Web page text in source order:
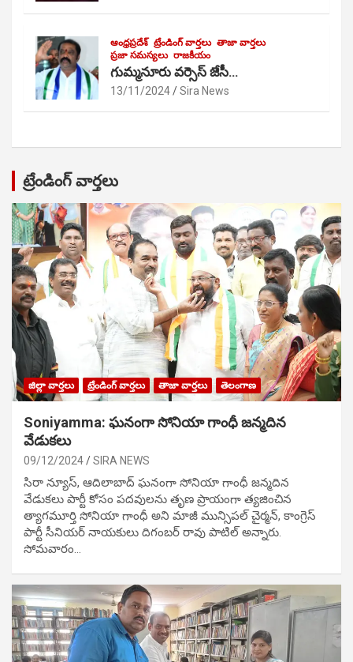
ఆంధ్రప్రదేశ్ ట్రేండింగ్ వార్తలు తాజా వార్తలు
ప్రజా సమస్యలు రాజకీయం
గుమ్మనూరు వర్సెస్ జేసీ…
13/11/2024 Sira News
ట్రేండింగ్ వార్తలు
జిల్లా వార్తలు ట్రేండింగ్ వార్తలు తాజా వార్తలు తెలంగాణ
Soniyamma: ఘ‌నంగా సోనియా గాంధీ జ‌న్మ‌దిన
వేడుక‌లు
09/12/2024 SIRA NEWS
సిరా న్యూస్, ఆదిలాబాద్ ఘ‌నంగా సోనియా గాంధీ జ‌న్మ‌దిన
వేడుక‌లు పార్టీ కోసం ప‌ద‌వుల‌ను తృణ ప్రాయంగా త్య‌జించిన
త్యాగమూర్తి సోనియా గాంధీ అని మాజీ మున్సిప‌ల్ చైర్మ‌న్, కాంగ్రెస్
పార్టీ సీనియ‌ర్ నాయ‌కులు దిగంబ‌ర్ రావు పాటిల్ అన్నారు.
సోమవారం…